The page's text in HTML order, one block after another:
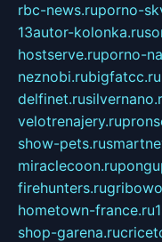
rbc-news.ruporno-
13autor-kolonka.ru
hostserve.ruporno-
neznobi.rubigfatcc.ru
delfinet.ru
velotrenajery.ru
show-pets.ru
miraclecoon.ru
firehunters.ru
hometown-france.ru
shop-garena.ru